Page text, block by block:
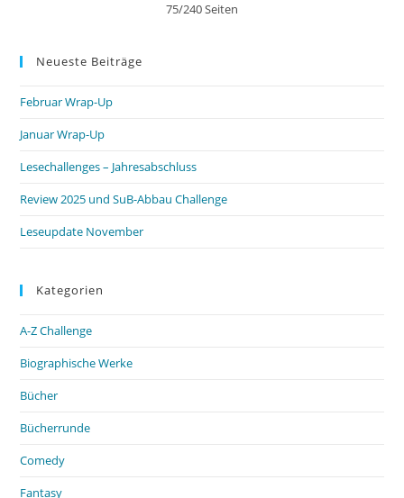
75/240 Seiten
Neueste Beiträge
Februar Wrap-Up
Januar Wrap-Up
Lesechallenges – Jahresabschluss
Review 2025 und SuB-Abbau Challenge
Leseupdate November
Kategorien
A-Z Challenge
Biographische Werke
Bücher
Bücherrunde
Comedy
Fantasy